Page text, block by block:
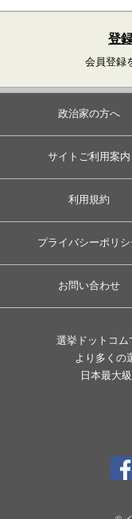
登
会員登録
政治家の方へ
サイトご利用案内
利用規約
プライバシーポリシ
お問い合わせ
選挙ドットコム
より多くの
日本最大